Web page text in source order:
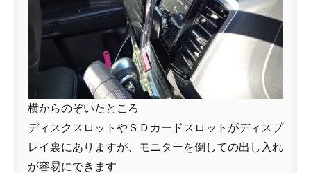
横からのぞいたところ
ディスクスロットやＳＤカードスロットがディスプ
レイ裏にありますが、モニターを倒しての出し入れ
が容易にできます